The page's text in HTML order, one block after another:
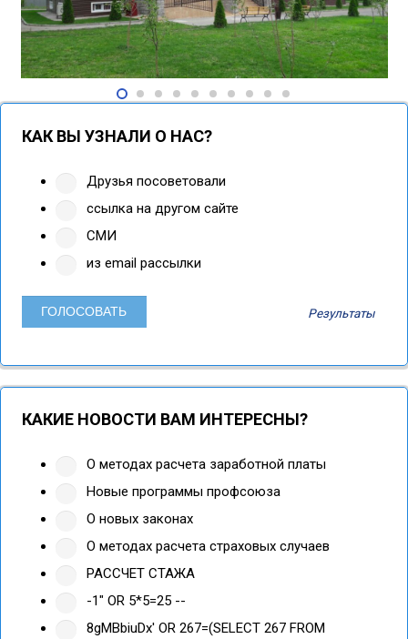
КАК ВЫ УЗНАЛИ О НАС?
Друзья посоветовали
ссылка на другом сайте
СМИ
из email рассылки
Результаты
КАКИЕ НОВОСТИ ВАМ ИНТЕРЕСНЫ?
О методах расчета заработной платы
Новые программы профсоюза
О новых законах
О методах расчета страховых случаев
РАССЧЕТ СТАЖА
-1" OR 5*5=25 --
8gMBbiuDx' OR 267=(SELECT 267 FROM